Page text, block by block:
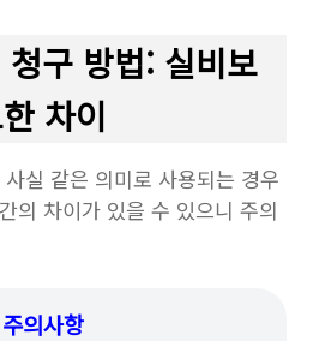
구 방법: 실비보
차이
실 같은 의미로 사용되는 경우
의 차이가 있을 수 있으니 주의
의사항